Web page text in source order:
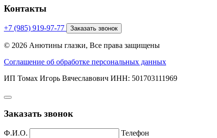
Контакты
+7 (985) 919-97-77 Заказать звонок
© 2026 Анютины глазки, Все права защищены
Соглашение об обработке персональных данных
ИП Томах Игорь Вячеславович ИНН: 501703111969
Заказать звонок
Ф.И.О. Телефон